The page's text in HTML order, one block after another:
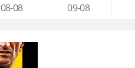
08-08 09-08